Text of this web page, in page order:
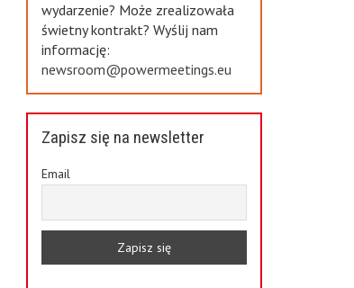
wydarzenie? Może zrealizowała
świetny kontrakt? Wyślij nam
informację:
newsroom@powermeetings.eu
Zapisz się na newsletter
Email